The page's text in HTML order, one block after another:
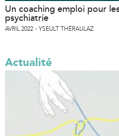
Un coaching emploi pour
psychiatrie
AVRIL 2022 YSEULT THÉRAULAZ
Actualité